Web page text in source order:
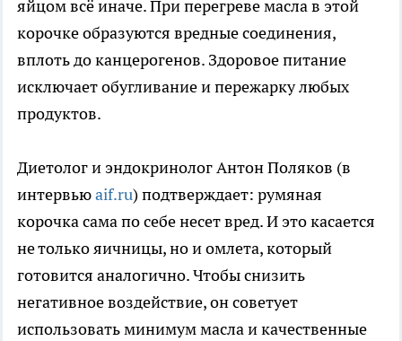
яйцом всё иначе. При перегреве масла в этой
корочке образуются вредные соединения,
вплоть до канцерогенов. Здоровое питание
исключает обугливание и пережарку любых
продуктов.
Диетолог и эндокринолог Антон Поляков (в
интервьюaif.ru) подтверждает: румяная
корочка сама по себе несет вред. И это касается
не только яичницы, но и омлета, который
готовится аналогично. Чтобы снизить
негативное воздействие, он советует
использовать минимум масла и качественные